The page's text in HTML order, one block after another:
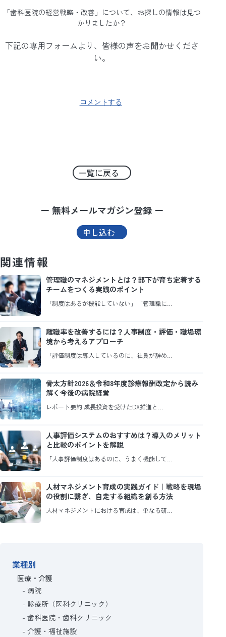
「歯科医院の経営戦略・改善」について、お探しの情報は見つ
かりましたか？
下記の専用フォームより、皆様の声をお聞かせくださ
い。
コメントする
一覧に戻る
ー 無料メールマガジン登録 ー
申し込む
関連情報
管理職のマネジメントとは？部下が育ち定着する
チームをつくる実践のポイント
「制度はあるが機能していない」「管理職に…
離職率を改善するには？人事制度・評価・職場環
境から考えるアプローチ
「評価制度は導入しているのに、社員が辞め…
骨太方針2026＆令和8年度診療報酬改定から読み
解く今後の病院経営
レポート要約 成長投資を受けたDX推進と…
人事評価システムのおすすめは？導入のメリット
と比較のポイントを解説
「人事評価制度はあるのに、うまく機能して…
人材マネジメント育成の実践ガイド｜戦略を現場
の役割に繋ぎ、自走する組織を創る方法
人材マネジメントにおける育成は、単なる研…
業種別
医療・介護
病院
診療所（医科クリニック）
歯科医院・歯科クリニック
介護・福祉施設